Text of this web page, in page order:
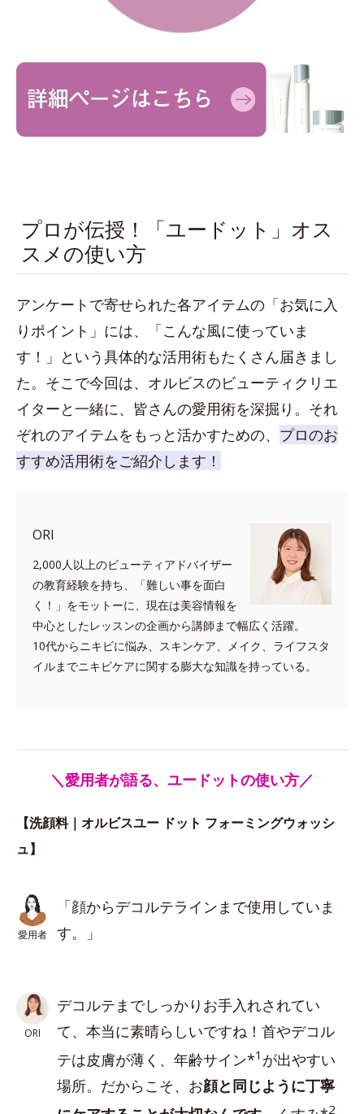
プロが伝授！「ユードット」オス
スメの使い方
アンケートで寄せられた各アイテムの「お気に入
りポイント」には、「こんな風に使っていま
す！」という具体的な活用術もたくさん届きまし
た。そこで今回は、オルビスのビューティクリエ
イターと一緒に、皆さんの愛用術を深掘り。それ
ぞれのアイテムをもっと活かすための、 プロのお
すすめ活用術をご紹介します！
ORI
2,000人以上のビューティアドバイザー
の教育経験を持ち、「難しい事を面白
く！」をモットーに、現在は美容情報を
中心としたレッスンの企画から講師まで幅広く活躍。
10代からニキビに悩み、スキンケア、メイク、ライフスタ
イルまでニキビケアに関する膨大な知識を持っている。
＼愛用者が語る、ユードットの使い方／
【洗顔料｜オルビスユー ドット フォーミングウォッシ
ュ】
愛用者
「顔からデコルテラインまで使用していま
す。」
ORI
デコルテまでしっかりお手入れされてい
て、本当に素晴らしいですね！首やデコル
テは皮膚が薄く、年齢サイン*1 が出やすい
場所。だからこそ、お顔と同じように丁寧
2